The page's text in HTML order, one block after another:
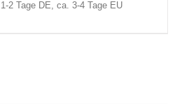
2 Tage DE, ca. 3-4 Tage EU